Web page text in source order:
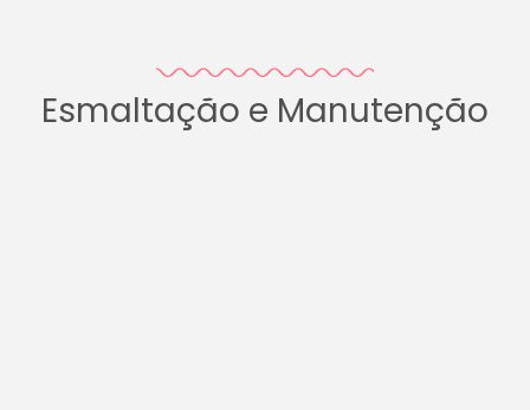
Esmaltação e Manutenção